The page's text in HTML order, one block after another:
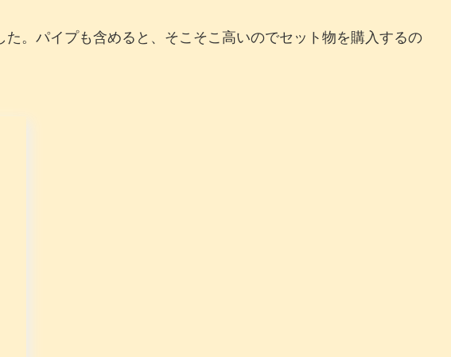
。パイプも含めると、そこそこ高いのでセット物を購入するの